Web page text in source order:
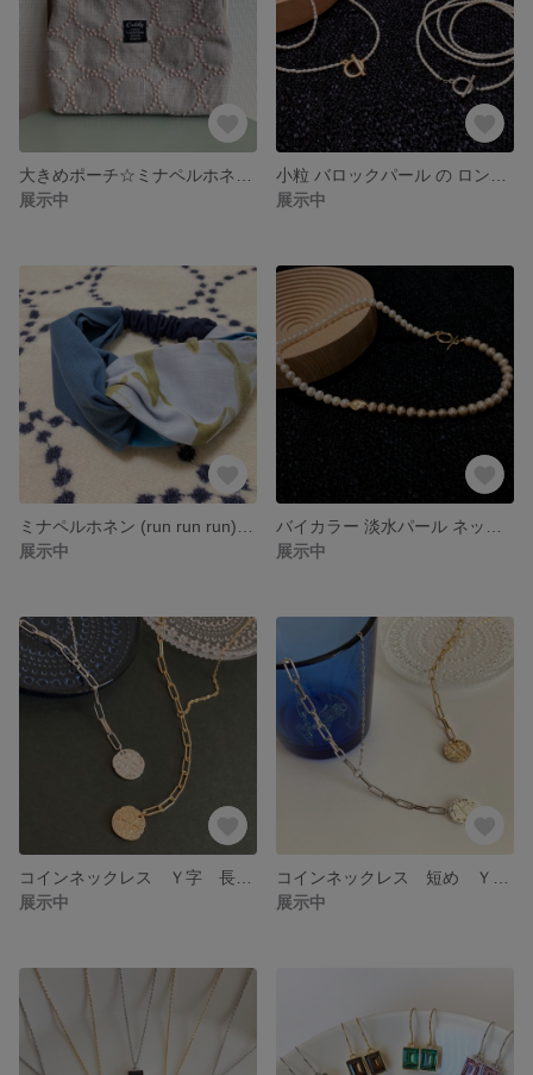
展示中
展示中
展示中
展示中
展示中
展示中